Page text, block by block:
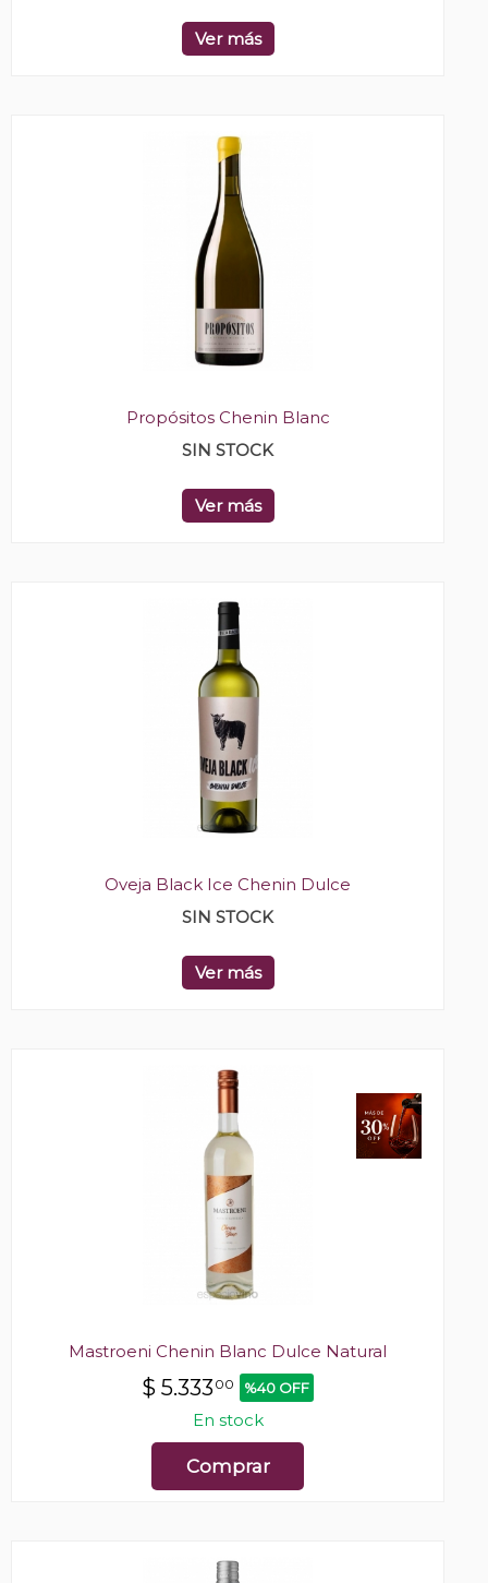
Ver más
Propósitos Chenin Blanc
SIN STOCK
Ver más
Oveja Black Ice Chenin Dulce
SIN STOCK
Ver más
Mastroeni Chenin Blanc Dulce Natural
$ 5.333 00 %40 OFF
En stock
Comprar